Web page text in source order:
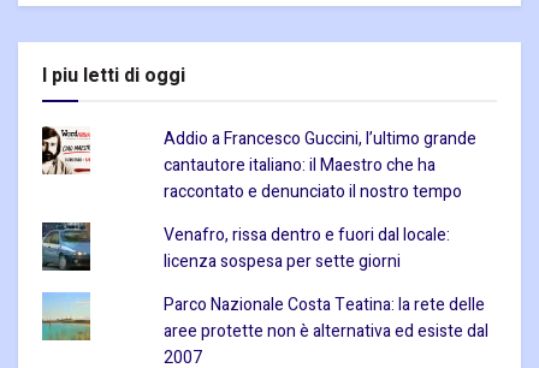
I piu letti di oggi
Addio a Francesco Guccini, l’ultimo grande
cantautore italiano: il Maestro che ha
raccontato e denunciato il nostro tempo
Venafro, rissa dentro e fuori dal locale:
licenza sospesa per sette giorni
Parco Nazionale Costa Teatina: la rete delle
aree protette non è alternativa ed esiste dal
2007